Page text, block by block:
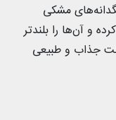
مشکی
و آن‌ها را بلندتر
جذاب و طبیعی